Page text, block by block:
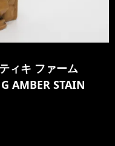
ィキ ファーム
AMBER STAIN